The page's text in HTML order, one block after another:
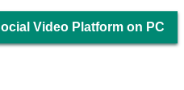
Video Platform on PC